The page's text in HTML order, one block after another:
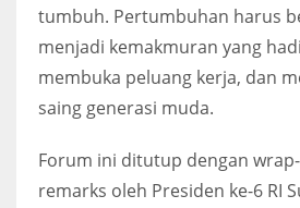
tumbuh. Pertumbuhan harus
menjadi kemakmuran yang
membuka peluang kerja, dan
saing generasi muda.
Forum ini ditutup dengan
remarks oleh Presiden ke-6 RI